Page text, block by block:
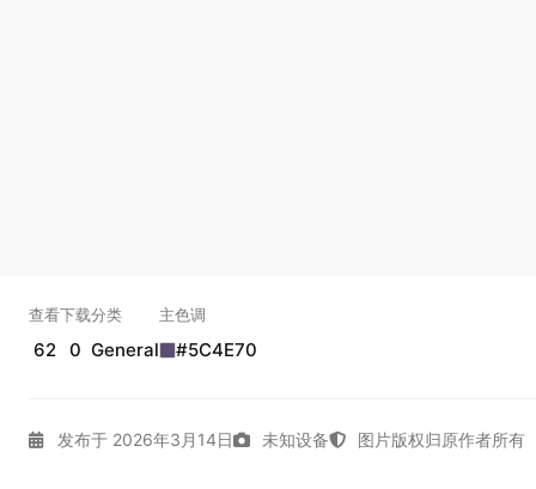
查看
62
下载
0
分类
General
主色调
#5C4E70
发布于 2026年3月14日 未知设备 图片版权归原作者所有